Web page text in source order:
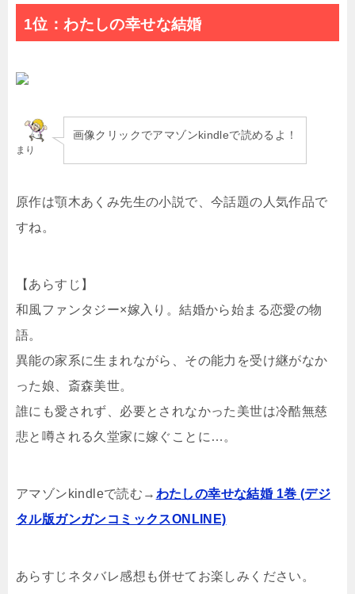
1位：わたしの幸せな結婚
まり
画像クリックでアマゾンkindleで読めるよ！
原作は顎木あくみ先生の小説で、今話題の人気作品で
すね。
【あらすじ】
和風ファンタジー×嫁入り。結婚から始まる恋愛の物
語。
異能の家系に生まれながら、その能力を受け継がなか
った娘、斎森美世。
誰にも愛されず、必要とされなかった美世は冷酷無慈
悲と噂される久堂家に嫁ぐことに…。
アマゾンkindleで読む→ わたしの幸せな結婚 1巻 (デジ
タル版ガンガンコミックスONLINE)
あらすじネタバレ感想も併せてお楽しみください。